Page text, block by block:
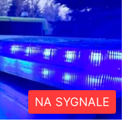
NA SYGNALE